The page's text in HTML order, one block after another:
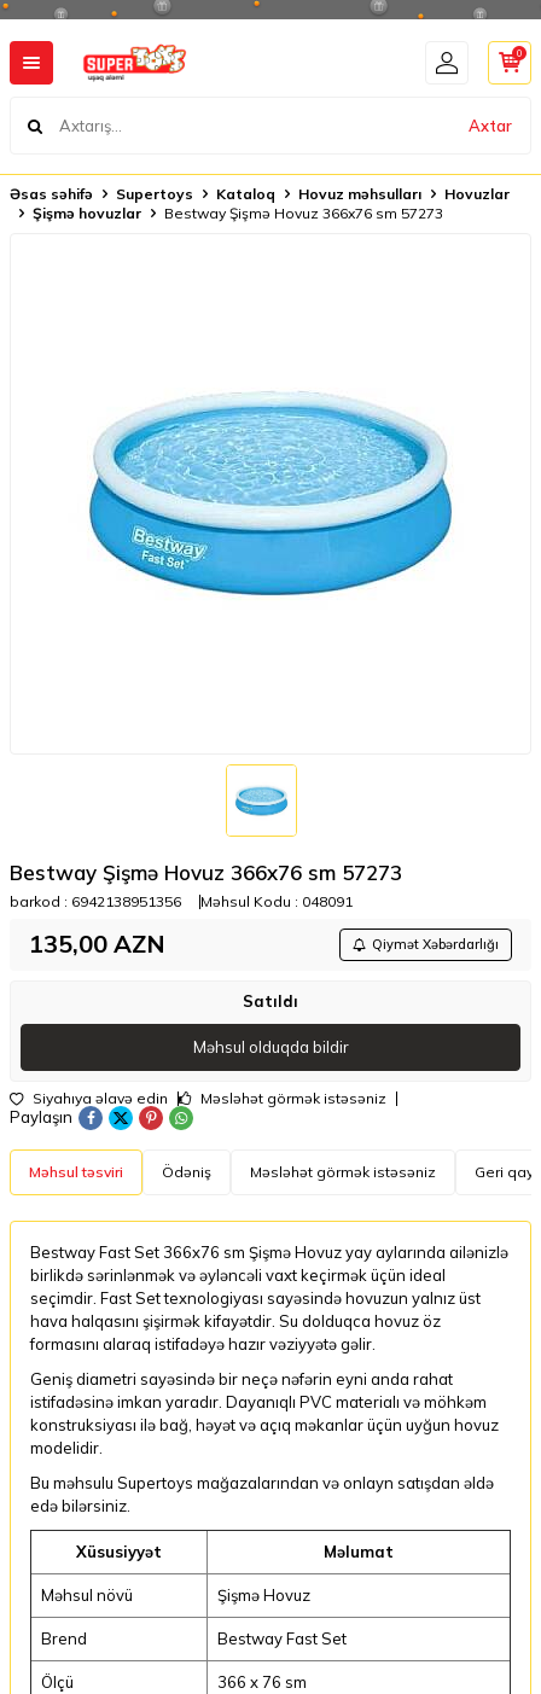
Axtar
0
Əsas səhifə Supertoys Kataloq Hovuz məhsulları
Hovuzlar
Şişmə hovuzlar
Bestway Şişmə Hovuz 366x76 sm 57273
Bestway Şişmə Hovuz 366x76 sm 57273
barkod : 6942138951356 Məhsul Kodu : 048091
135,00 AZN Qiymət Xəbərdarlığı
Satıldı
Məhsul olduqda bildir
Siyahıya əlavə edin Məsləhət görmək istəsəniz
Paylaşın
Məhsul təsviri Ödəniş Məsləhət görmək istəsəniz Geri
Bestway Fast Set 366x76 sm Şişmə Hovuz yay aylarında ailənizlə
birlikdə sərinlənmək və əyləncəli vaxt keçirmək üçün ideal
seçimdir. Fast Set texnologiyası sayəsində hovuzun yalnız üst
hava halqasını şişirmək kifayətdir. Su dolduqca hovuz öz
formasını alaraq istifadəyə hazır vəziyyətə gəlir.
Geniş diametri sayəsində bir neçə nəfərin eyni anda rahat
istifadəsinə imkan yaradır. Dayanıqlı PVC materialı və möhkəm
konstruksiyası ilə bağ, həyət və açıq məkanlar üçün uyğun hovuz
modelidir.
Bu məhsulu Supertoys mağazalarından və onlayn satışdan əldə
edə bilərsiniz.
Xüsusiyyət Məlumat
Məhsul növü Şişmə Hovuz
Brend Bestway Fast Set
Ölçü 366 x 76 sm